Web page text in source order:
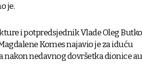
je.
i potpredsjednik Vlade Oleg
Komes najavio je za iduću
nedavnog dovršetka dionice